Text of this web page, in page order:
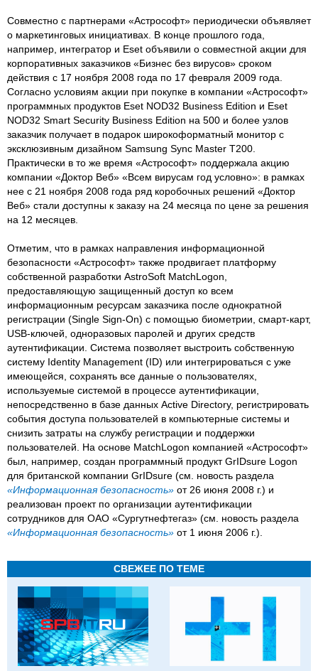
Совместно с партнерами «Астрософт» периодически объявляет
о маркетинговых инициативах. В конце прошлого года,
например, интегратор и Eset объявили о совместной акции для
корпоративных заказчиков «Бизнес без вирусов» сроком
действия с 17 ноября 2008 года по 17 февраля 2009 года.
Согласно условиям акции при покупке в компании «Астрософт»
программных продуктов Eset NOD32 Business Edition и Eset
NOD32 Smart Security Business Edition на 500 и более узлов
заказчик получает в подарок широкоформатный монитор с
эксклюзивным дизайном Samsung Sync Master T200.
Практически в то же время «Астрософт» поддержала акцию
компании «Доктор Веб» «Всем вирусам год условно»: в рамках
нее с 21 ноября 2008 года ряд коробочных решений «Доктор
Веб» стали доступны к заказу на 24 месяца по цене за решения
на 12 месяцев.
Отметим, что в рамках направления информационной
безопасности «Астрософт» также продвигает платформу
собственной разработки AstroSoft MatchLogon,
предоставляющую защищенный доступ ко всем
информационным ресурсам заказчика после однократной
регистрации (Single Sign-On) с помощью биометрии, смарт-карт,
USB-ключей, одноразовых паролей и других средств
аутентификации. Система позволяет выстроить собственную
систему Identity Management (ID) или интегрироваться с уже
имеющейся, сохранять все данные о пользователях,
используемые системой в процессе аутентификации,
непосредственно в базе данных Active Directory, регистрировать
события доступа пользователей в компьютерные системы и
снизить затраты на службу регистрации и поддержки
пользователей. На основе MatchLogon компанией «Астрософт»
был, например, создан программный продукт GrIDsure Logon
для британской компании GrIDsure (см. новость раздела
«Информационная безопасность» от 26 июня 2008 г.) и
реализован проект по организации аутентификации
сотрудников для ОАО «Сургутнефтегаз» (см. новость раздела
«Информационная безопасность» от 1 июня 2006 г.).
СВЕЖЕЕ ПО ТЕМЕ